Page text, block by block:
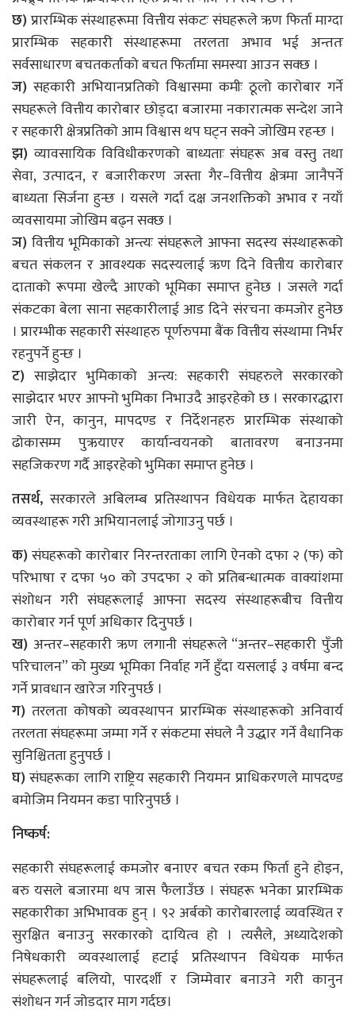
छ)प्रारम्भिक संस्थाहरूमा वित्तीय संकटः संघहरूले ऋण फिर्ता माग्दा
प्रारम्भिक सहकारी संस्थाहरूमा तरलता अभाव भई अन्ततः
सर्वसाधारण बचतकर्ताको बचत फिर्तामा समस्या आउन सक्छ ।
ज) सहकारी अभियानप्रतिको विश्वासमा कमीः ठूलो कारोबार गर्ने
सघहरूले वित्तीय कारोबार छोड्दा बजारमा नकारात्मक सन्देश जाने
र सहकारी क्षेत्रप्रतिको आम विश्वास थप घट्न सक्ने जोखिम रहन्छ ।
झ) व्यावसायिक विविधीकरणको बाध्यताः संघहरू अब वस्तु तथा
सेवा, उत्पादन, र बजारीकरण जस्ता गैर–वित्तीय क्षेत्रमा जानैपर्ने
बाध्यता सिर्जना हुन्छ । यसले गर्दा दक्ष जनशक्तिको अभाव र नयाँ
व्यवसायमा जोखिम बढ्न सक्छ ।
ञ) वित्तीय भूमिकाको अन्त्यः संघहरूले आफ्ना सदस्य संस्थाहरूको
बचत संकलन र आवश्यक सदस्यलाई ऋण दिने वित्तीय कारोबार
दाताको रूपमा खेल्दै आएको भूमिका समाप्त हुनेछ । जसले गर्दा
संकटका बेला साना सहकारीलाई आड दिने संरचना कमजोर हुनेछ
। प्रारम्भीक सहकारी संस्थाहरु पूर्णरुपमा बैंक वित्तीय संस्थामा निर्भर
रहनुपर्ने हुन्छ ।
ट)साझेदार भुमिकाको अन्त्य: सहकारी संघहरुले सरकारको
साझेदार भएर आफ्नो भुमिका निभाउदै आइरहेको छ । सरकारद्धारा
जारी ऐन, कानुन, मापदण्ड र निर्देशनहरु प्रारम्भिक संस्थाको
ढोकासम्म पुऋयाएर कार्यान्वयनको बातावरण बनाउनमा
सहजिकरण गर्दै आइरहेको भुमिका समाप्त हुनेछ ।
तसर्थ, सरकारले अबिलम्ब प्रतिस्थापन विधेयक मार्फत देहायका
व्यवस्थाहरू गरी अभियानलाई जोगाउनु पर्छ ।
क)संघहरूको कारोबार निरन्तरताका लागि ऐनको दफा २ (फ) को
परिभाषा र दफा ५० को उपदफा २ को प्रतिबन्धात्मक वाक्यांशमा
संशोधन गरी संघहरूलाई आफ्ना सदस्य संस्थाहरूबीच वित्तीय
कारोबार गर्न पूर्ण अधिकार दिनुपर्छ ।
ख) अन्तर–सहकारी ऋण लगानी संघहरूले “अन्तर–सहकारी पुँजी
परिचालन” को मुख्य भूमिका निर्वाह गर्ने हुँदा यसलाई ३ वर्षमा बन्द
गर्ने प्रावधान खारेज गरिनुपर्छ ।
ग) तरलता कोषको व्यवस्थापन प्रारम्भिक संस्थाहरूको अनिवार्य
तरलता संघहरूमा जम्मा गर्ने र संकटमा संघले नै उद्धार गर्ने वैधानिक
सुनिश्चितता हुनुपर्छ ।
घ)संघहरूका लागि राष्ट्रिय सहकारी नियमन प्राधिकरणले मापदण्ड
बमोजिम नियमन कडा पारिनुपर्छ ।
निष्कर्ष:
सहकारी संघहरूलाई कमजोर बनाएर बचत रकम फिर्ता हुने होइन,
बरु यसले बजारमा थप त्रास फैलाउँछ । संघहरू भनेका प्रारम्भिक
सहकारीका अभिभावक हुन् । ९२ अर्बको कारोबारलाई व्यवस्थित र
सुरक्षित बनाउनु सरकारको दायित्व हो । त्यसैले, अध्यादेशको
निषेधकारी व्यवस्थालाई हटाई प्रतिस्थापन विधेयक मार्फत
संघहरूलाई बलियो, पारदर्शी र जिम्मेवार बनाउने गरी कानुन
संशोधन गर्न जोडदार माग गर्दछ।